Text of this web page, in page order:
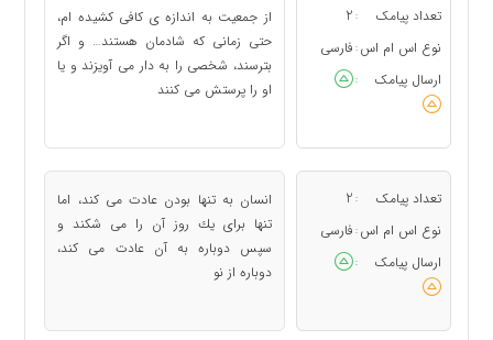
تعداد پیامک :
2
نوع اس ام اس : فارسی
ارسال پیامک
:
از جمعیت به اندازه ی كافی كشیده ام،
حتی زمانی كه شادمان هستند… و اگر
بترسند، شخصی را به دار می آویزند و یا
او را پرستش می كنند
تعداد پیامک :
2
نوع اس ام اس : فارسی
ارسال پیامک
:
انسان به تنها بودن عادت می كند، اما
تنها برای یك روز آن را می شكند و
سپس دوباره به آن عادت می كند،
دوباره از نو